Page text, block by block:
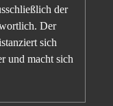
der
Der
sich
und macht sich